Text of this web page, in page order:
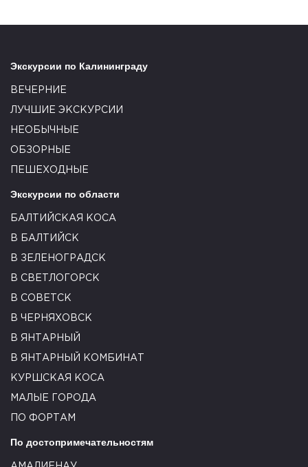
Экскурсии по Калининграду
ВЕЧЕРНИЕ
ЛУЧШИЕ ЭКСКУРСИИ
НЕОБЫЧНЫЕ
ОБЗОРНЫЕ
ПЕШЕХОДНЫЕ
Экскурсии по области
БАЛТИЙСКАЯ КОСА
В БАЛТИЙСК
В ЗЕЛЕНОГРАДСК
В СВЕТЛОГОРСК
В СОВЕТСК
В ЧЕРНЯХОВСК
В ЯНТАРНЫЙ
В ЯНТАРНЫЙ КОМБИНАТ
КУРШСКАЯ КОСА
МАЛЫЕ ГОРОДА
ПО ФОРТАМ
По достопримечательностям